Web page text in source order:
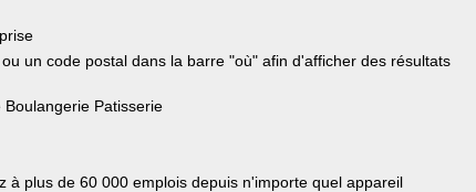
un code postal dans la barre "où" afin d'afficher des résultats
Boulangerie Patisserie
à plus de 60 000 emplois depuis n'importe quel appareil